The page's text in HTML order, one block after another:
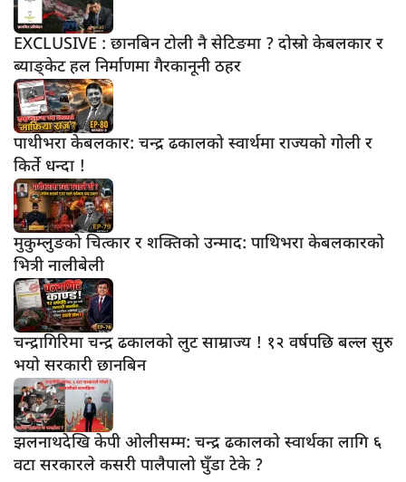
EXCLUSIVE : छानबिन टोली नै सेटिङमा ? दोस्रो केबलकार र
ब्याङ्केट हल निर्माणमा गैरकानूनी ठहर
पाथीभरा केबलकार: चन्द्र ढकालको स्वार्थमा राज्यको गोली र
किर्ते धन्दा !
मुकुम्लुङको चित्कार र शक्तिको उन्माद: पाथिभरा केबलकारको
भित्री नालीबेली
चन्द्रागिरिमा चन्द्र ढकालको लुट साम्राज्य ! १२ वर्षपछि बल्ल सुरु
भयो सरकारी छानबिन
झलनाथदेखि केपी ओलीसम्म: चन्द्र ढकालको स्वार्थका लागि ६
वटा सरकारले कसरी पालैपालो घुँडा टेके ?